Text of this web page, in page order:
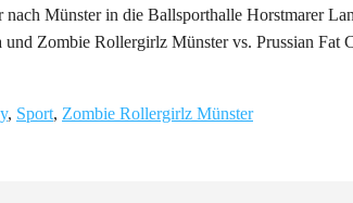
Münster in die Ballsporthalle Horstmarer
Zombie Rollergirlz Münster vs. Prussian Fat
, Sport, Zombie Rollergirlz Münster